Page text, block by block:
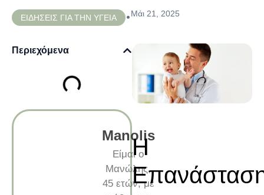
ΕΙΔΗΣΕΙΣ ΓΙΑ ΤΗΝ ΥΓΕΙΑ •Μάι 21, 2025
Περιεχόμενα
Manolis
Είμαι ο
Μανώλης,
45 ετών, με
Η